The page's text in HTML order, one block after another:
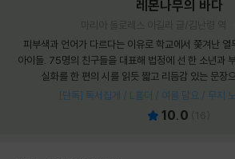
레몬나무의 바다
피부색과 언어가 다르다는 이유로 학교에서 쫓겨난
아이들. 75명의 친구들을 대표해 법정에 선 한 소년과
실화를 한 편의 시를 읽듯 짧고 리듬감 있는 문장
[단독] 독서집게 / L홀더 / 여름 담요 / 무지
10.0